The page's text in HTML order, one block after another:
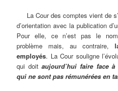
La Cour des comptes vient de
d’orientation avec la publication
Pour elle, ce n’est pas le
problème mais, au contraire,
employés. La Cour souligne
qui doitaujourd’hui faire face
qui ne sont pas rémunérées en